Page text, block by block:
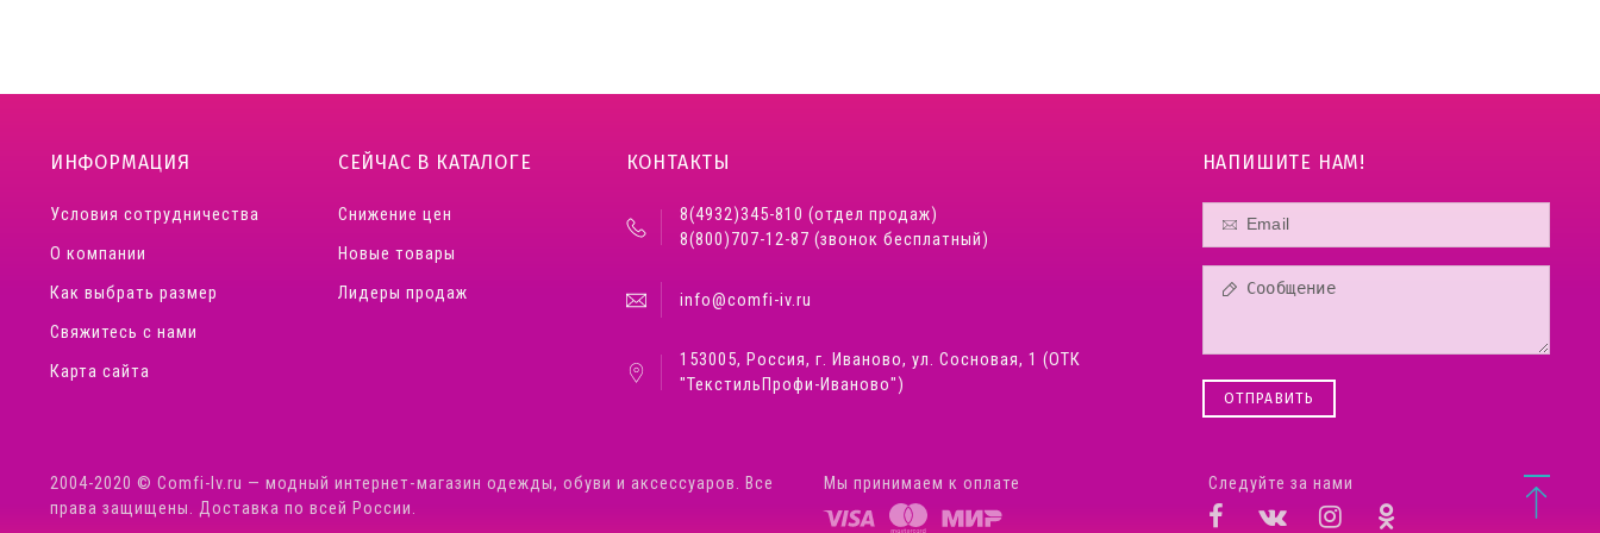
ИНФОРМАЦИЯ
Условия сотрудничества
О компании
Как выбрать размер
Свяжитесь с нами
Карта сайта
СЕЙЧАС В КАТАЛОГЕ
Снижение цен
Новые товары
Лидеры продаж
КОНТАКТЫ
8(4932)345-810 (отдел продаж)
8(800)707-12-87 (звонок бесплатный)
info@comfi-iv.ru
153005, Россия, г. Иваново, ул. Сосновая, 1 (ОТК
"ТекстильПрофи-Иваново")
НАПИШИТЕ НАМ!
ОТПРАВИТЬ
2004-2020 © Comfi-Iv.ru — модный интернет-магазин одежды, обуви и аксессуаров. Все
права защищены. Доставка по всей России.
Мы принимаем к оплате Следуйте за нами